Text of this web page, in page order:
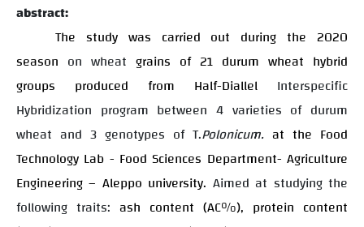
abstract:
The study was carried out during the 2020
season on wheat grains of 21 durum wheat hybrid
groups
produced from Half-Diallel Interspecific
Hybridization program between 4 varieties of durum
wheat and 3 genotypes of T.Polonicum. at the Food
Technology Lab - Food Sciences Department- Agriculture
Engineering – Aleppo university. Aimed at studying the
following traits: ash content (AC%), protein content